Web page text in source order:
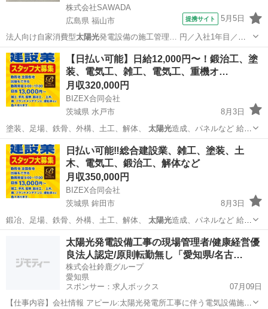
株式会社SAWADA
広島県 福山市
提携サイト 5月5日
法人向け自家消費型太陽光発電設備の施工管理… 円／入社1年目／
（太陽光発電施工未経験・電… 10年目／（主任・太陽光発電施工経験
者） …
広島 福山市 鳶職
【日払い可能】日給12,000円〜！鍛治工、塗
装、電気工、雑工、電気工、重機オ…
月収320,000円
BIZEX合同会社
茨城県 水戸市
8月3日
塗装、足場、鉄骨、外構、土工、解体、 太陽光造成、パネルなど 給
料、未経験者12…
茨城 水戸市 その他 足場
日払い可能‼️総合建設業、雑工、塗装、土
木、電気工、鍛治工、解体など
月収350,000円
BIZEX合同会社
茨城県 鉾田市
8月3日
鍛冶、足場、鉄骨、外構、土工、解体、 太陽光造成、パネルなど 給
料、未経験者13…
土木 協力会社
太陽光発電設備工事の現場管理者/健康経営優
良法人認定/原則転勤無し「愛知県/名古…
株式会社鈴鹿グループ
愛知県
スポンサー：求人ボックス
07月09日
【仕事内容】会社情報 アピール:太陽光発電所工事に伴う電気設備施工